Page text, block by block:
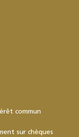
commun
sur chèques